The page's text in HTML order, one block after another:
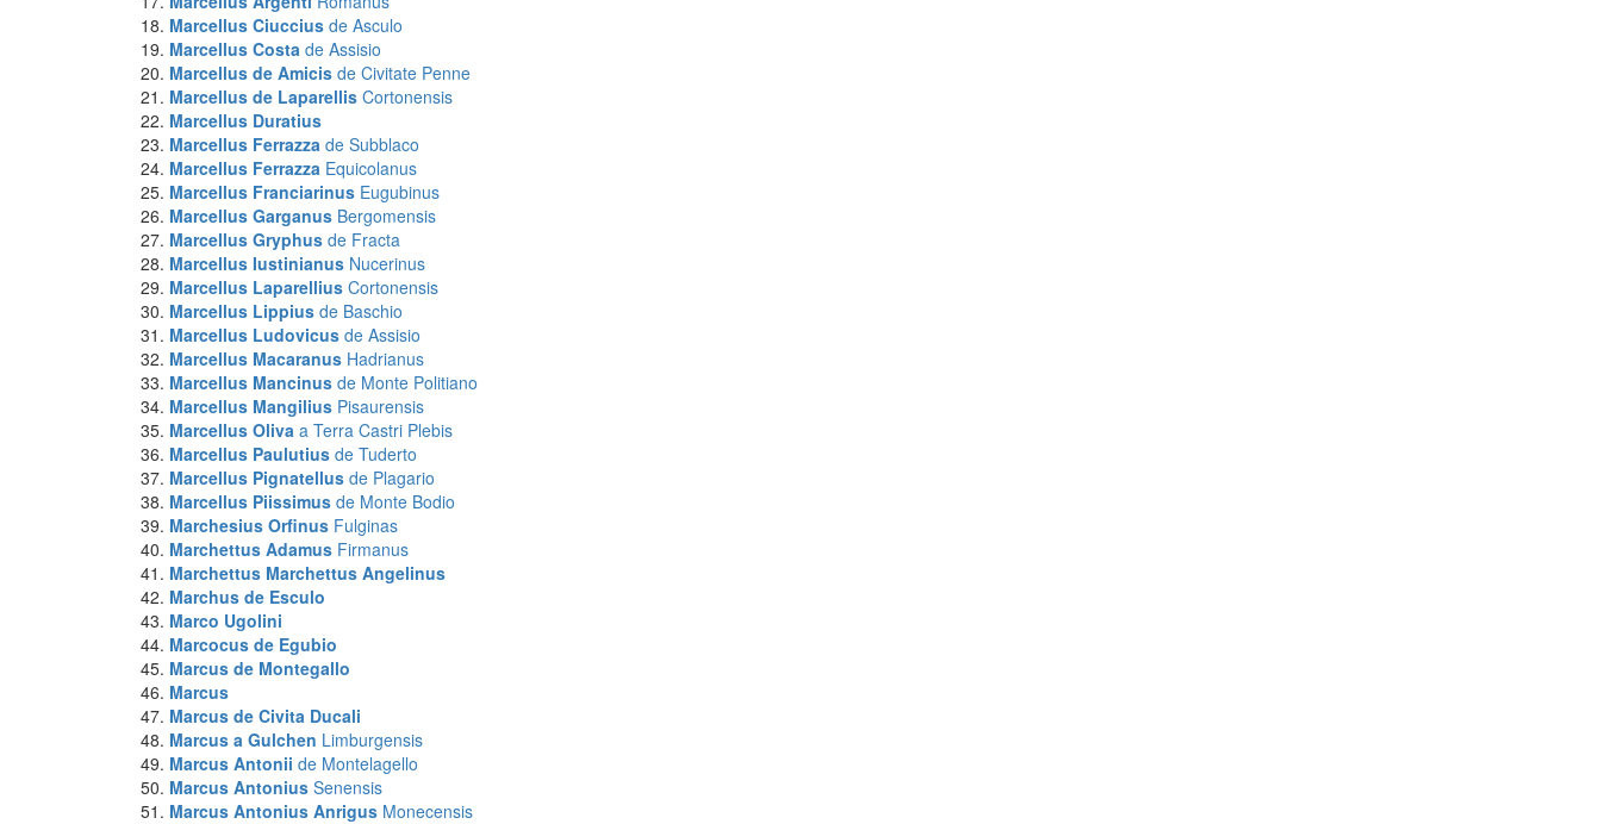
Marcellus Ciuccius de Asculo
Marcellus Costa de Assisio
Marcellus de Amicis de Civitate Penne
Marcellus de Laparellis Cortonensis
Marcellus Duratius
Marcellus Ferrazza de Subblaco
Marcellus Ferrazza Equicolanus
Marcellus Franciarinus Eugubinus
Marcellus Garganus Bergomensis
Marcellus Gryphus de Fracta
Marcellus Iustinianus Nucerinus
Marcellus Laparellius Cortonensis
Marcellus Lippius de Baschio
Marcellus Ludovicus de Assisio
Marcellus Macaranus Hadrianus
Marcellus Mancinus de Monte Politiano
Marcellus Mangilius Pisaurensis
Marcellus Oliva a Terra Castri Plebis
Marcellus Paulutius de Tuderto
Marcellus Pignatellus de Plagario
Marcellus Piissimus de Monte Bodio
Marchesius Orfinus Fulginas
Marchettus Adamus Firmanus
Marchettus Marchettus Angelinus
Marchus de Esculo
Marco Ugolini
Marcocus de Egubio
Marcus de Montegallo
Marcus
Marcus de Civita Ducali
Marcus a Gulchen Limburgensis
Marcus Antonii de Montelagello
Marcus Antonius Senensis
Marcus Antonius Anrigus Monecensis